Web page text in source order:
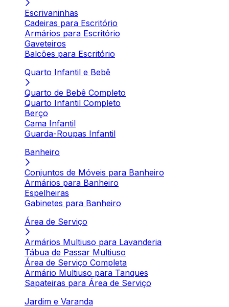
Escrivaninhas
Cadeiras para Escritório
Armários para Escritório
Gaveteiros
Balcões para Escritório
Quarto Infantil e Bebê
Quarto de Bebê Completo
Quarto Infantil Completo
Berço
Cama Infantil
Guarda-Roupas Infantil
Banheiro
Conjuntos de Móveis para Banheiro
Armários para Banheiro
Espelheiras
Gabinetes para Banheiro
Área de Serviço
Armários Multiuso para Lavanderia
Tábua de Passar Multiuso
Área de Serviço Completa
Armário Multiuso para Tanques
Sapateiras para Área de Serviço
Jardim e Varanda